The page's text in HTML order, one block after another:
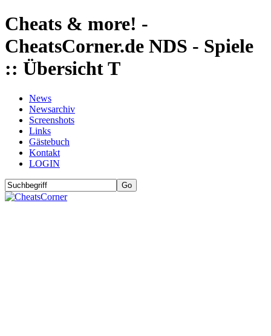
Cheats & more! -
CheatsCorner.de NDS - Spiele
:: Übersicht T
News
Newsarchiv
Screenshots
Links
Gästebuch
Kontakt
LOGIN